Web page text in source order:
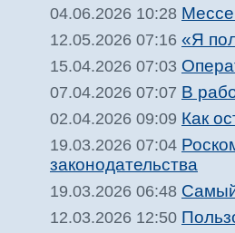
04.06.2026 10:28
12.05.2026 07:16 «Я
15.04.2026 07:03
07.04.2026 07:07 В
02.04.2026 09:09 Как
19.03.2026 07:04
законодательства
19.03.2026 06:48
12.03.2026 12:50